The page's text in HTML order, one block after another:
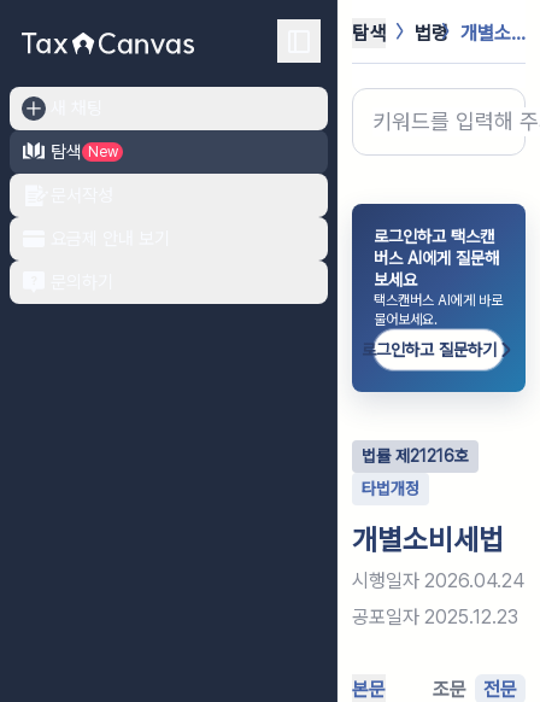
탐색
New
탐색 법령 개별소비세법
로그인하고 택스캔
버스 AI에게 질문해
보세요
택스캔버스 AI에게 바로
물어보세요.
로그인하고 질문하기
법률제 21216호
타법개정
개별소비세법
시행일자 2026.04.24
공포일자 2025.12.23
본문 조문 전문